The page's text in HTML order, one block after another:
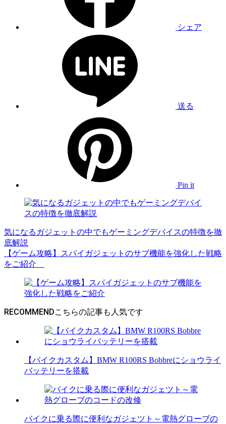
シェア
送る
Pin it
気になるガジェットの中でもゲーミングデバイスの特徴を徹
底解説
【ゲーム攻略】スパイガジェットのサブ機能を強化した戦略
をご紹介
RECOMMEND
【バイクカスタム】BMW R100RS Bobbreにショウライ
バッテリーを搭載
バイクに乗る際に便利なガジェツト～電熱グローブの